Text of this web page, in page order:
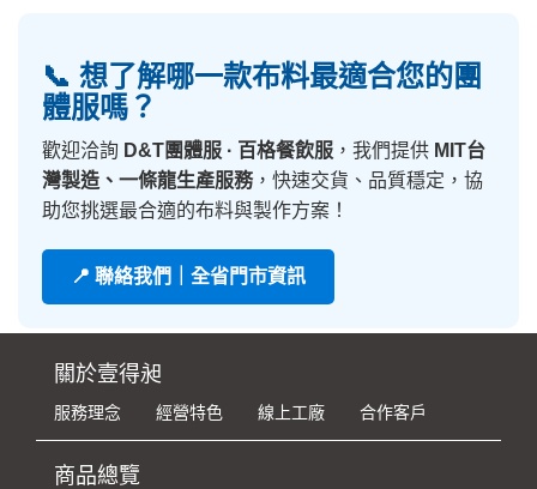
📞 想了解哪一款布料最適合您的團
體服嗎？
歡迎洽詢 D&T團體服 · 百格餐飲服 ，我們提供 MIT台
灣製造、一條龍生產服務，快速交貨、品質穩定，協
助您挑選最合適的布料與製作方案！
📍 聯絡我們｜全省門市資訊
關於壹得昶
服務理念 經營特色 線上工廠 合作客戶
商品總覽